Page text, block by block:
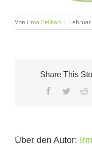
Von Irma Pelikan |
Share This
Facebook
Twitter
Über den Autor: